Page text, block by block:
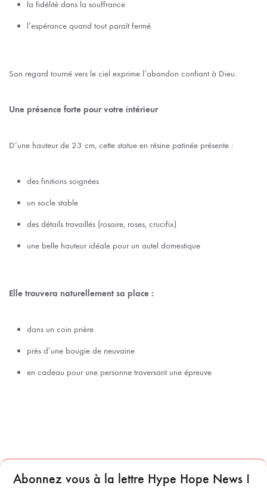
la fidélité dans la souffrance
l’espérance quand tout paraît fermé
Son regard tourné vers le ciel exprime l’abandon confiant à Dieu.
Une présence forte pour votre intérieur
D’une hauteur de 23 cm, cette statue en résine patinée présente :
des finitions soignées
un socle stable
des détails travaillés (rosaire, roses, crucifix)
une belle hauteur idéale pour un autel domestique
Elle trouvera naturellement sa place :
dans un coin prière
près d’une bougie de neuvaine
en cadeau pour une personne traversant une épreuve
Abonnez vous à la lettre Hype Hope News !